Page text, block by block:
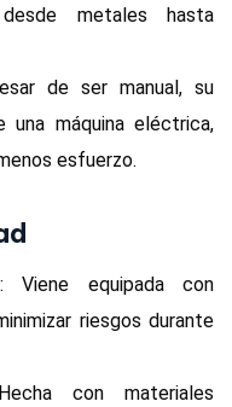
metales hasta
de ser manual, su
una máquina eléctrica,
esfuerzo.
: Viene equipada con
riesgos durante
con materiales